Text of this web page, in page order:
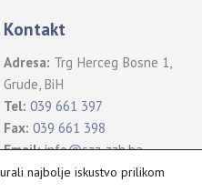
Kontakt
Adresa: Trg Herceg Bosne 1,
Grude, BiH
Tel: 039 661 397
Fax: 039 661 398
Email: info@szz-zzh.ba
najbolje iskustvo prilikom